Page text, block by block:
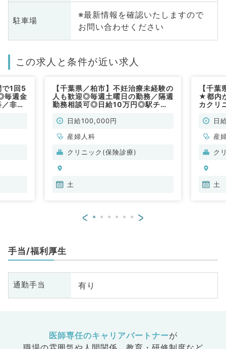
駐車場
※最新情報を確認いたしますので
お問い合わせください
この求人と条件が近い求人
で1回5
毎週金
非常
【千葉県／柏市】不妊治療未経験の
人も歓迎◎毎週土曜日の勤務／隔週
勤務相談可◎日給10万円◎駅チカ
婦人科／非常勤）
日給100,000円
産婦人科
クリニック(保険診療)
土
【千
★都内
カクリ
来、日
産
ク
土
< >
手当/福利厚生
通勤手当 有り
医師専任のキャリアパートナーが